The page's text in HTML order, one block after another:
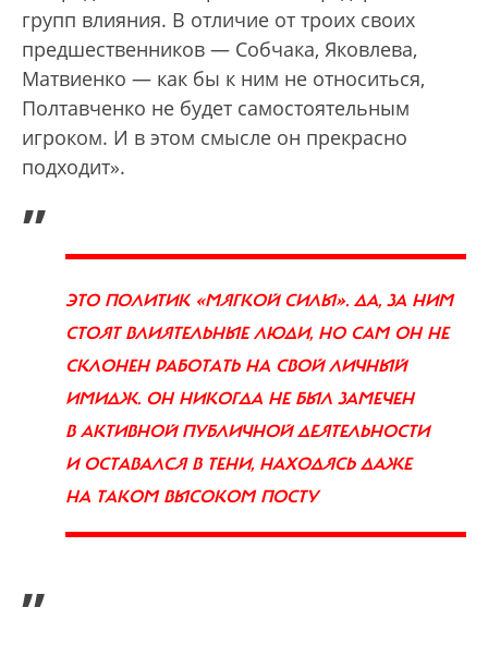
групп влияния. В отличие от троих своих
предшественников — Собчака, Яковлева,
Матвиенко — как бы к ним не относиться,
Полтавченко не будет самостоятельным
игроком. И в этом смысле он прекрасно
подходит».
„
ЭТО ПОЛИТИК «МЯГКОЙ СИЛЫ». ДА, ЗА НИМ
СТОЯТ ВЛИЯТЕЛЬНЫЕ ЛЮДИ, НО САМ ОН НЕ
СКЛОНЕН РАБОТАТЬ НА СВОЙ ЛИЧНЫЙ
ИМИДЖ. ОН НИКОГДА НЕ БЫЛ ЗАМЕЧЕН
В АКТИВНОЙ ПУБЛИЧНОЙ ДЕЯТЕЛЬНОСТИ
И ОСТАВАЛСЯ В ТЕНИ, НАХОДЯСЬ ДАЖЕ
НА ТАКОМ ВЫСОКОМ ПОСТУ
”